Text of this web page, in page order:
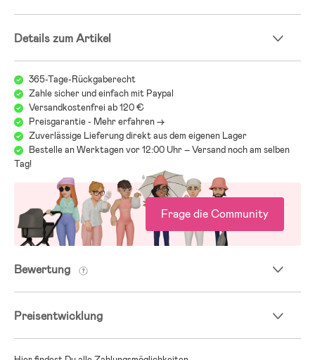
Details zum Artikel
365-Tage-Rückgaberecht
Zahle sicher und einfach mit Paypal
Versandkostenfrei ab 120 €
Preisgarantie - Mehr erfahren ->
Zuverlässige Lieferung direkt aus dem eigenen Lager
Bestelle an Werktagen vor 12:00 Uhr – Versand noch am selben
Tag!
Frage die Community
Bewertung
Preisentwicklung